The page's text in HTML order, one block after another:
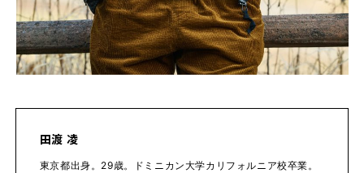
田渡 凌
東京都出身。29歳。ドミニカン大学カリフォルニア校卒業。